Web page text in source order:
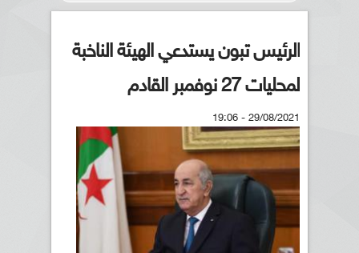
الرئيس تبون يستدعي الهيئة الناخبة
لمحليات 27 نوفمبر القادم
29/08/2021 - 19:06